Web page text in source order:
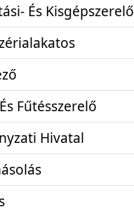
És Kisgépszerelő
Fűtésszerelő
Hivatal